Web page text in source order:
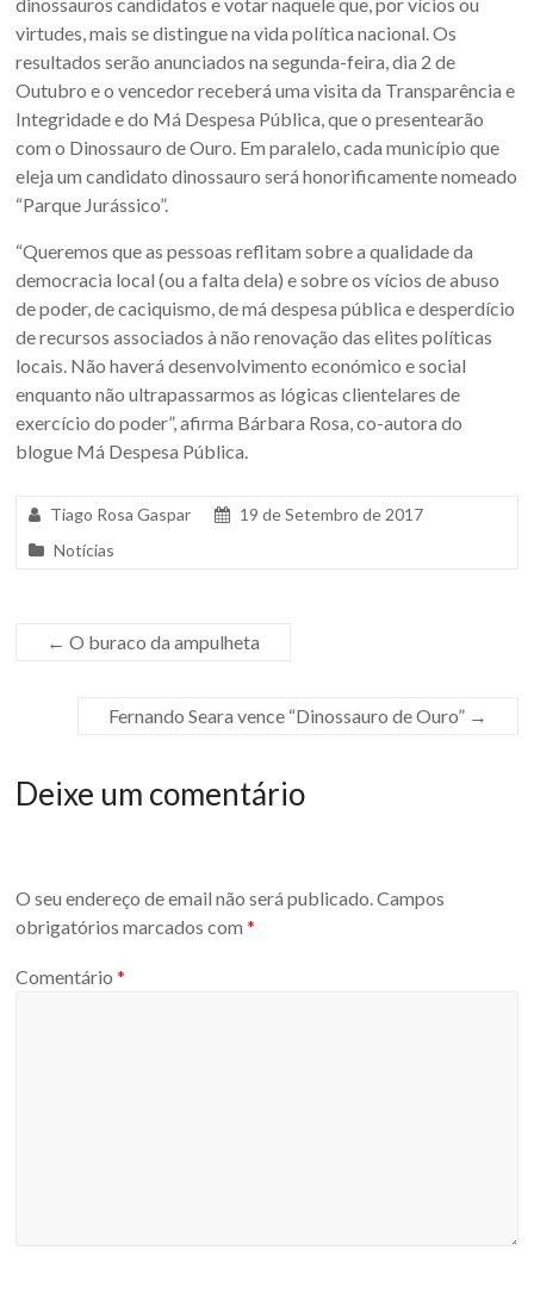
virtudes, mais se distingue na vida política nacional. Os
resultados serão anunciados na segunda-feira, dia 2 de
Outubro e o vencedor receberá uma visita da Transparência e
Integridade e do Má Despesa Pública, que o presentearão
com o Dinossauro de Ouro. Em paralelo, cada município que
eleja um candidato dinossauro será honorificamente nomeado
“Parque Jurássico”.
“Queremos que as pessoas reflitam sobre a qualidade da
democracia local (ou a falta dela) e sobre os vícios de abuso
de poder, de caciquismo, de má despesa pública e desperdício
de recursos associados à não renovação das elites políticas
locais. Não haverá desenvolvimento económico e social
enquanto não ultrapassarmos as lógicas clientelares de
exercício do poder”, afirma Bárbara Rosa, co-autora do
blogue Má Despesa Pública.
Tiago Rosa Gaspar
19 de Setembro de 2017
Notícias
← O buraco da ampulheta
Fernando Seara vence “Dinossauro de Ouro” →
Deixe um comentário
O seu endereço de email não será publicado.Campos
obrigatórios marcados com*
Comentário*